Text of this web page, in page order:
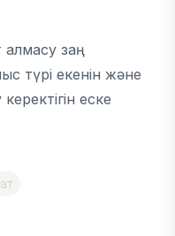
алмасу заң
түрі екенін және
еске